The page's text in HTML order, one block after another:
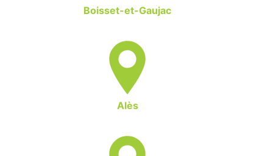
Boisset-et-Gaujac
Alès